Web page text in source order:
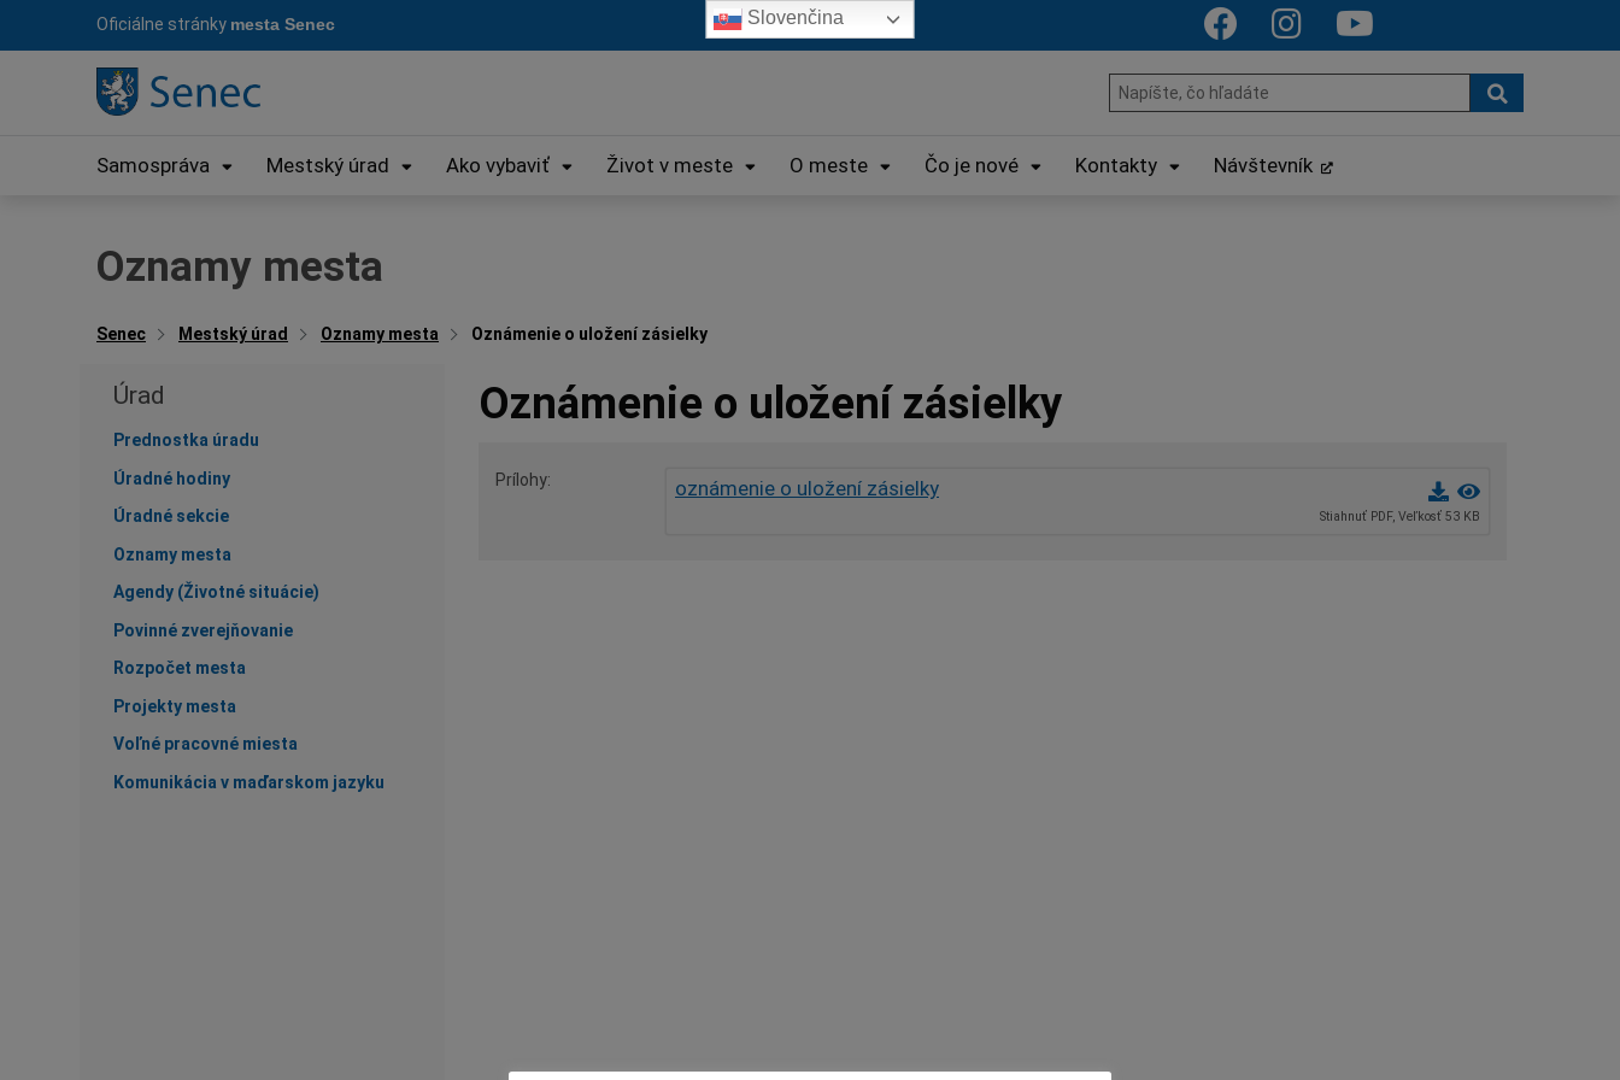
Oficiálne stránky mesta Senec
Hľadať:
Samospráva Mestský úrad Ako vybaviť Život v meste O meste Čo je nové Kontakty Návštevník
Oznamy mesta
Senec Mestský úrad Oznamy mesta Oznámenie o uložení zásielky
Úrad
Prednostka úradu
Úradné hodiny
Úradné sekcie
Oznamy mesta
Agendy (Životné situácie)
Povinné zverejňovanie
Rozpočet mesta
Projekty mesta
Voľné pracovné miesta
Komunikácia v maďarskom jazyku
Oznámenie o uložení zásielky
Prílohy oznámenie o uložení zásielky
Stiahnuť PDF, Veľkosť 53 KB
Slovenčina